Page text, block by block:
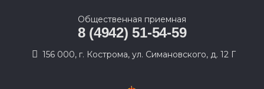
Общественная приемная
8 (4942) 51-54-59
156 000, г. Кострома, ул. Симановского, д. 12 Г